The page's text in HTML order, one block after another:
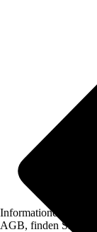
Informationen des
AGB, finden Sie bei